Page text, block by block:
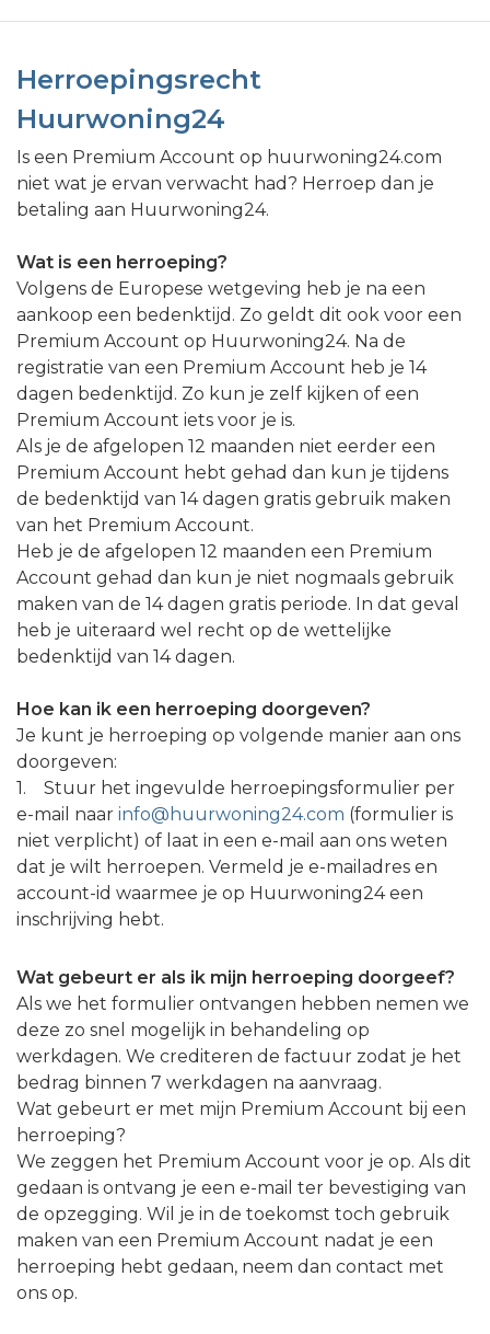
Herroepingsrecht
Huurwoning24
Is een Premium Account op huurwoning24.com
niet wat je ervan verwacht had? Herroep dan je
betaling aan Huurwoning24.
Wat is een herroeping?
Volgens de Europese wetgeving heb je na een
aankoop een bedenktijd. Zo geldt dit ook voor een
Premium Account op Huurwoning24. Na de
registratie van een Premium Account heb je 14
dagen bedenktijd. Zo kun je zelf kijken of een
Premium Account iets voor je is.
Als je de afgelopen 12 maanden niet eerder een
Premium Account hebt gehad dan kun je tijdens
de bedenktijd van 14 dagen gratis gebruik maken
van het Premium Account.
Heb je de afgelopen 12 maanden een Premium
Account gehad dan kun je niet nogmaals gebruik
maken van de 14 dagen gratis periode. In dat geval
heb je uiteraard wel recht op de wettelijke
bedenktijd van 14 dagen.
Hoe kan ik een herroeping doorgeven?
Je kunt je herroeping op volgende manier aan ons
doorgeven:
1. Stuur het ingevulde herroepingsformulier per
e-mail naar info@huurwoning24.com (formulier is
niet verplicht) of laat in een e-mail aan ons weten
dat je wilt herroepen. Vermeld je e-mailadres en
account-id waarmee je op Huurwoning24 een
inschrijving hebt.
Wat gebeurt er als ik mijn herroeping doorgeef?
Als we het formulier ontvangen hebben nemen we
deze zo snel mogelijk in behandeling op
werkdagen. We crediteren de factuur zodat je het
bedrag binnen 7 werkdagen na aanvraag.
Wat gebeurt er met mijn Premium Account bij een
herroeping?
We zeggen het Premium Account voor je op. Als dit
gedaan is ontvang je een e-mail ter bevestiging van
de opzegging. Wil je in de toekomst toch gebruik
maken van een Premium Account nadat je een
herroeping hebt gedaan, neem dan contact met
ons op.